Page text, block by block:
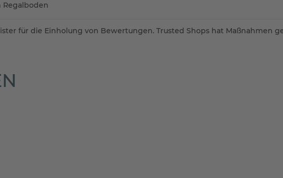
für die Einholung von Bewertungen. Trusted Shops hat Maßnahmen